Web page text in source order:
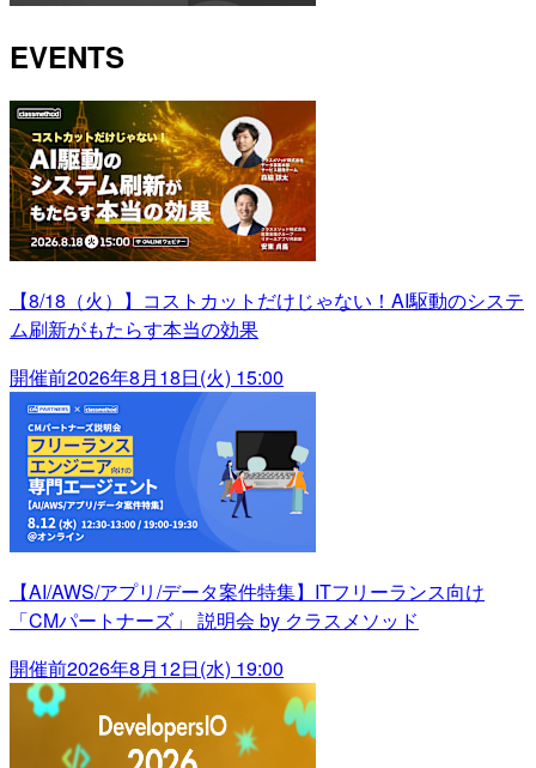
EVENTS
【8/18（火）】コストカットだけじゃない！AI駆動のシステ
ム刷新がもたらす本当の効果
開催前2026年8月18日(火) 15:00
【AI/AWS/アプリ/データ案件特集】ITフリーランス向け
「CMパートナーズ」 説明会 by クラスメソッド
開催前2026年8月12日(水) 19:00